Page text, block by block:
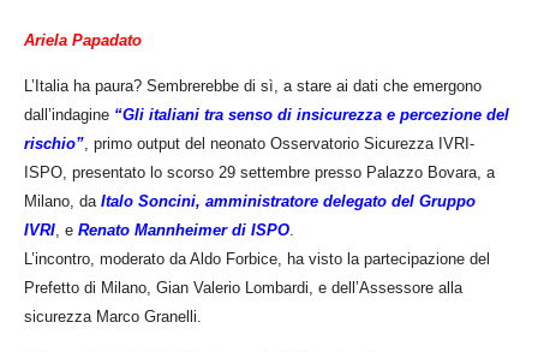
Ariela Papadato
L’Italia ha paura? Sembrerebbe di sì, a stare ai dati che emergono
dall’indagine “Gli italiani tra senso di insicurezza e percezione del
rischio”, primo output del neonato Osservatorio Sicurezza IVRI-
ISPO, presentato lo scorso 29 settembre presso Palazzo Bovara, a
Milano, da Italo Soncini, amministratore delegato del Gruppo
IVRI, e Renato Mannheimer di ISPO.
L’incontro, moderato da Aldo Forbice, ha visto la partecipazione del
Prefetto di Milano, Gian Valerio Lombardi, e dell’Assessore alla
sicurezza Marco Granelli.